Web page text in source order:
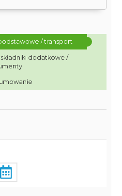
podstawowe / transport
dodatkowe /